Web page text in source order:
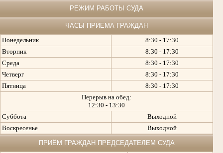
РЕЖИМ РАБОТЫ СУДА
ЧАСЫ ПРИЕМА ГРАЖДАН
Понедельник
8:30 - 17:30
Вторник
8:30 - 17:30
Среда
8:30 - 17:30
Четверг
8:30 - 17:30
Пятница
8:30 - 17:30
Перерыв на обед:
12:30 - 13:30
Суббота
Выходной
Воскресенье
Выходной
ПРИЁМ ГРАЖДАН ПРЕДСЕДАТЕЛЕМ СУДА